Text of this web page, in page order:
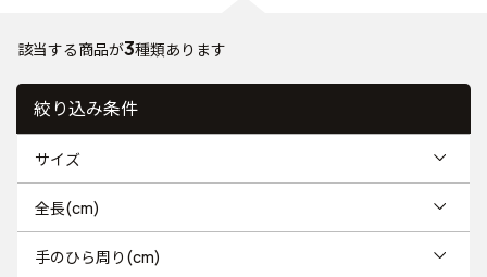
該当する商品が3種類あります
絞り込み条件
サイズ
全長(cm)
手のひら周り(cm)